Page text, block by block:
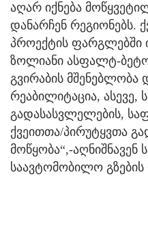
აღარ იქნება
დანარჩენ რეგიონებს.
პროექტის ფარგლებში
ზოლიანი ასფალტ-
გვირაბის მშენებლობა
რეაბილიტაცია, ასევე,
გადასასვლელების,
ქვეითთა/პირუტყვთა
მოწყობა“,-
საავტომობილო გზების